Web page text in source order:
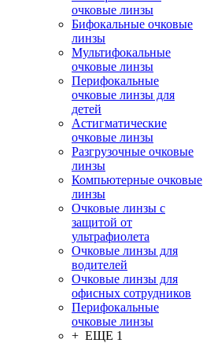
очковые линзы
Бифокальные очковые
линзы
Мультифокальные
очковые линзы
Перифокальные
очковые линзы для
детей
Астигматические
очковые линзы
Разгрузочные очковые
линзы
Компьютерные очковые
линзы
Очковые линзы с
защитой от
ультрафиолета
Очковые линзы для
водителей
Очковые линзы для
офисных сотрудников
Перифокальные
очковые линзы
+ ЕЩЕ 1